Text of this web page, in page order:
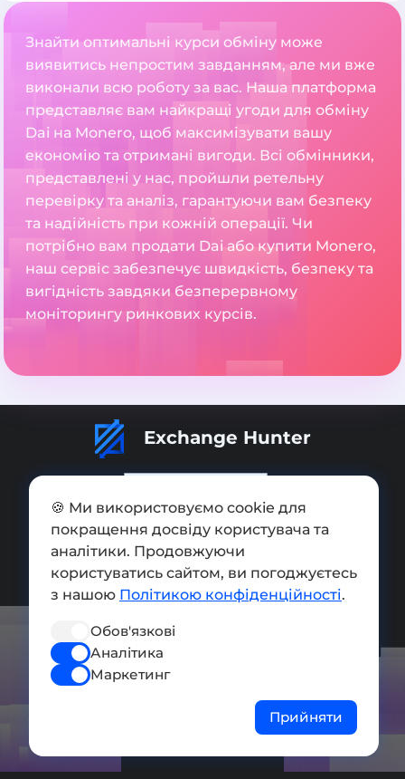
Знайти оптимальні курси обміну може
виявитись непростим завданням, але ми вже
виконали всю роботу за вас. Наша платформа
представляє вам найкращі угоди для обміну
Dai на Monero, щоб максимізувати вашу
економію та отримані вигоди. Всі обмінники,
представлені у нас, пройшли ретельну
перевірку та аналіз, гарантуючи вам безпеку
та надійність при кожній операції. Чи
потрібно вам продати Dai або купити Monero,
наш сервіс забезпечує швидкість, безпеку та
вигідність завдяки безперервному
моніторингу ринкових курсів.
Exchange Hunter
Додати обмінник
Мапа сайту
Press kit
Умови використання
Політика конфіденційності
🍪 Ми використовуємо cookie для
покращення досвіду користувача та
аналітики. Продовжуючи
користуватись сайтом, ви погоджуєтесь
з нашою Політикою конфіденційності.
Обов'язкові
Аналітика
Маркетинг
Прийняти